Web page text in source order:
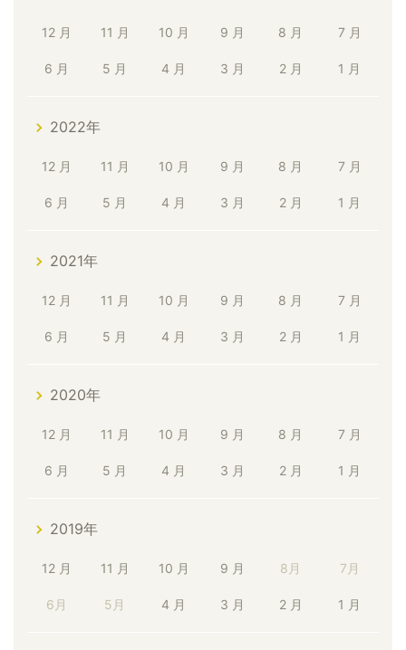
12 月 11 月 10 月 9 月 8 月 7 月
6 月 5 月 4 月 3 月 2 月 1 月
2022年
12 月 11 月 10 月 9 月 8 月 7 月
6 月 5 月 4 月 3 月 2 月 1 月
2021年
12 月 11 月 10 月 9 月 8 月 7 月
6 月 5 月 4 月 3 月 2 月 1 月
2020年
12 月 11 月 10 月 9 月 8 月 7 月
6 月 5 月 4 月 3 月 2 月 1 月
2019年
12 月 11 月 10 月 9 月 8月 7月
6月 5月 4 月 3 月 2 月 1 月